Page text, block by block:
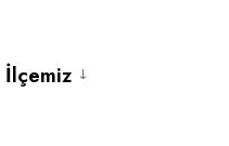
İlçemiz